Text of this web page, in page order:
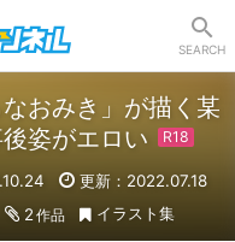
SEARCH
おみき」が描く某
姿がエロい
更新：2022.07.18
2 作品 イラスト集